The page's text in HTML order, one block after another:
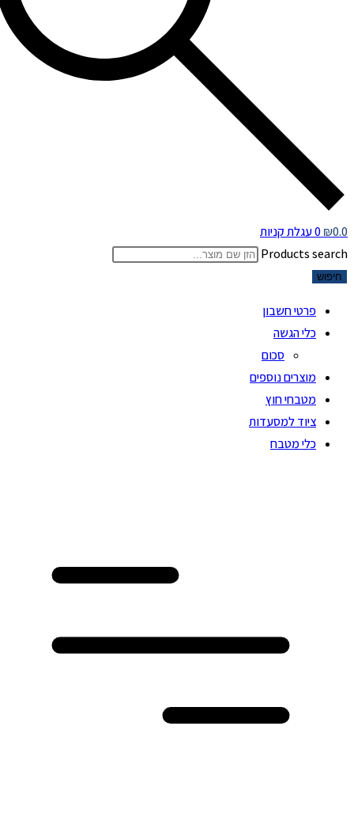
₪0.0
0 עגלת קניות
Products search
חיפוש
פרטי חשבון
כלי הגשה
סכום
מוצרים נוספים
מטבחי חוץ
ציוד למסעדות
כלי מטבח